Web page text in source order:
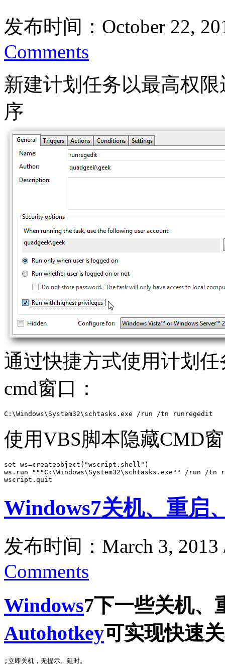
发布时间：October 22,
Comments
新建计划任务以最高权
序
通过快捷方式使用计划
cmd窗口：
C:\Windows\System32\schtasks.exe /run /tn runregedit
使用VBS脚本隐藏CMD
set ws=createobject("wscript.shell")
ws.run """C:\Windows\System32\schtasks.exe"" /run /tn
wscript.quit
Windows7关机、重启
发布时间：March 3,
Comments
Windows7下一些关机、
Autohotkey可实现快速
;立即关机，无提示、延时。